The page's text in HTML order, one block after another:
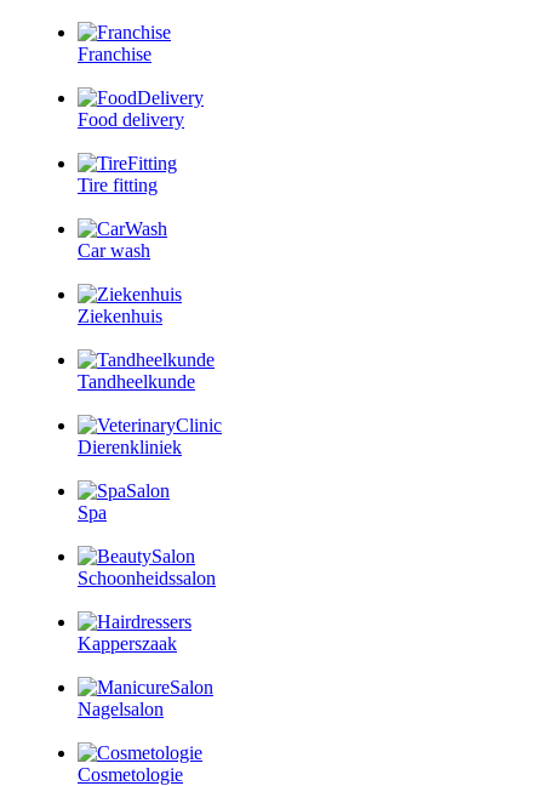
Franchise
Food delivery
Tire fitting
Car wash
Ziekenhuis
Tandheelkunde
Dierenkliniek
Spa
Schoonheidssalon
Kapperszaak
Nagelsalon
Cosmetologie